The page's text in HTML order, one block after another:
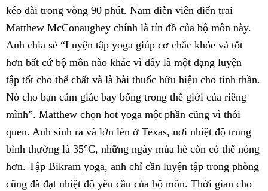
kéo dài trong vòng 90 phút. Nam diễn viên điển trai
Matthew McConaughey chính là tín đồ của bộ môn này.
Anh chia sẻ “Luyện tập yoga giúp cơ chắc khỏe và tốt
hơn bất cứ bộ môn nào khác vì đây là một dạng luyện
tập tốt cho thể chất và là bài thuốc hữu hiệu cho tinh thần.
Nó cho bạn cảm giác bay bổng trong thế giới của riêng
mình”. Matthew chọn hot yoga một phần cũng vì thói
quen. Anh sinh ra và lớn lên ở Texas, nơi nhiệt độ trung
bình thường là 35°C, những ngày mùa hè còn có thể nóng
hơn. Tập Bikram yoga, anh chỉ cần luyện tập trong phòng
cũng đã đạt nhiệt độ yêu cầu của bộ môn. Thời gian cho